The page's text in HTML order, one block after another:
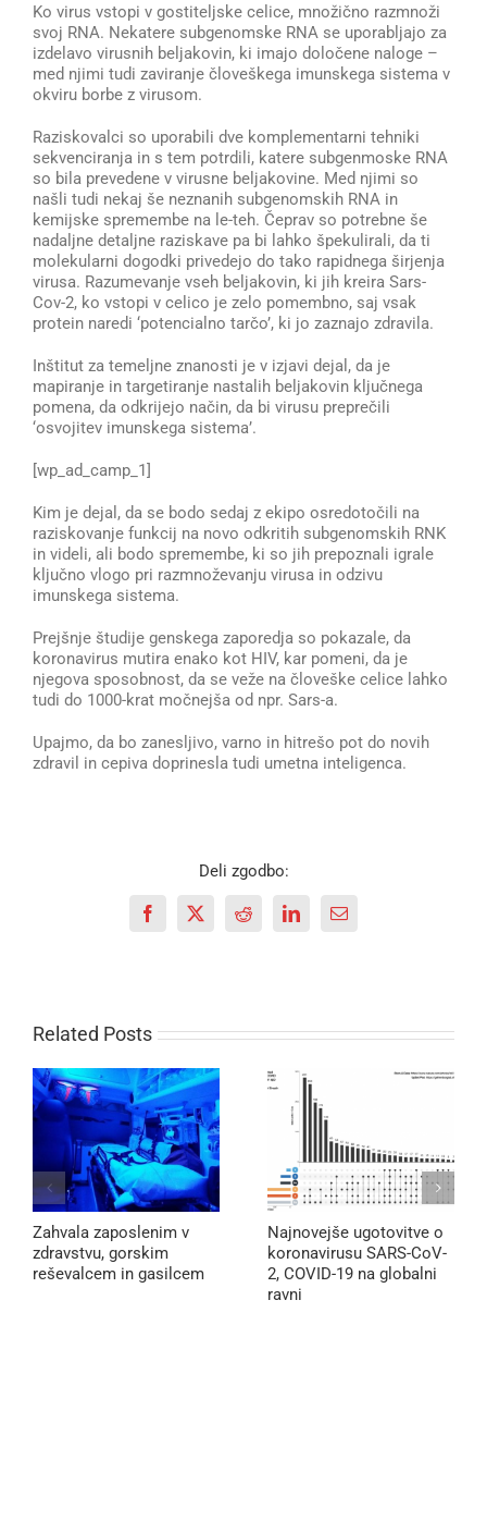
Ko virus vstopi v gostiteljske celice, množično razmnoži
svoj RNA. Nekatere subgenomske RNA se uporabljajo za
izdelavo virusnih beljakovin, ki imajo določene naloge –
med njimi tudi zaviranje človeškega imunskega sistema v
okviru borbe z virusom.
Raziskovalci so uporabili dve komplementarni tehniki
sekvenciranja in s tem potrdili, katere subgenmoske RNA
so bila prevedene v virusne beljakovine. Med njimi so
našli tudi nekaj še neznanih subgenomskih RNA in
kemijske spremembe na le-teh. Čeprav so potrebne še
nadaljne detaljne raziskave pa bi lahko špekulirali, da ti
molekularni dogodki privedejo do tako rapidnega širjenja
virusa. Razumevanje vseh beljakovin, ki jih kreira Sars-
Cov-2, ko vstopi v celico je zelo pomembno, saj vsak
protein naredi ‘potencialno tarčo’, ki jo zaznajo zdravila.
Inštitut za temeljne znanosti je v izjavi dejal, da je
mapiranje in targetiranje nastalih beljakovin ključnega
pomena, da odkrijejo način, da bi virusu preprečili
‘osvojitev imunskega sistema’.
[wp_ad_camp_1]
Kim je dejal, da se bodo sedaj z ekipo osredotočili na
raziskovanje funkcij na novo odkritih subgenomskih RNK
in videli, ali bodo spremembe, ki so jih prepoznali igrale
ključno vlogo pri razmnoževanju virusa in odzivu
imunskega sistema.
Prejšnje študije genskega zaporedja so pokazale, da
koronavirus mutira enako kot HIV, kar pomeni, da je
njegova sposobnost, da se veže na človeške celice lahko
tudi do 1000-krat močnejša od npr. Sars-a.
Upajmo, da bo zanesljivo, varno in hitrešo pot do novih
zdravil in cepiva doprinesla tudi umetna inteligenca.
Deli zgodbo:
Facebook
X RedditLinkedInEmail
Related Posts
Zahvala zaposlenim v
zdravstvu, gorskim
reševalcem in gasilcem
Najnovejše ugotovitve o
koronavirusu SARS-CoV-
2, COVID-19 na globalni
ravni